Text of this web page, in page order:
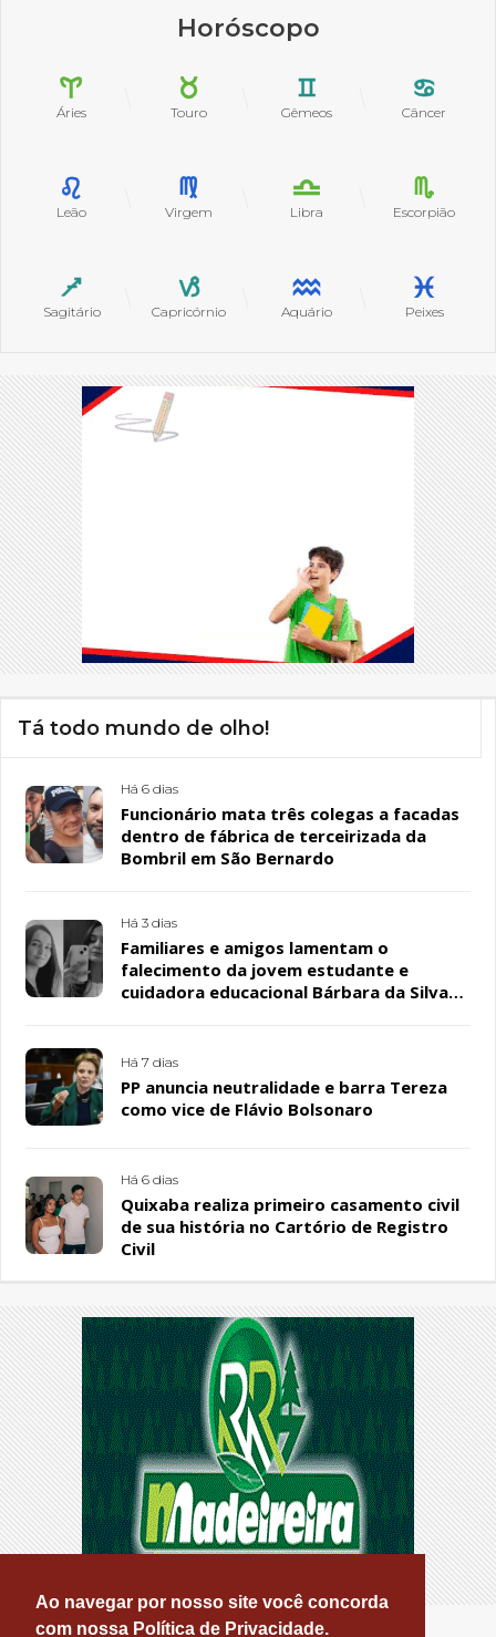
Ao navegar por nosso site você concorda
com nossa Política de Privacidade.
Horóscopo
Áries Touro Gêmeos Câncer
Leão Virgem Libra Escorpião
Sagitário Capricórnio Aquário Peixes
Tá todo mundo de olho!
Há 6 dias
Funcionário mata três colegas a facadas
dentro de fábrica de terceirizada da
Bombril em São Bernardo
Há 3 dias
Familiares e amigos lamentam o
falecimento da jovem estudante e
cuidadora educacional Bárbara da Silva
Há 7 dias
PP anuncia neutralidade e barra Tereza
como vice de Flávio Bolsonaro
Há 6 dias
Quixaba realiza primeiro casamento civil
de sua história no Cartório de Registro
Civil